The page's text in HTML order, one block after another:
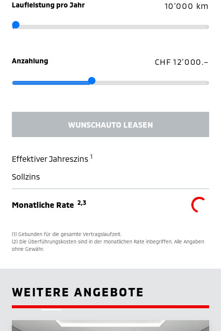
Laufleistung pro Jahr 10'000 km
Anzahlung CHF 12'000.–
WUNSCHAUTO LEASEN
Effektiver Jahreszins 1
Sollzins
Monatliche Rate 2,3
(1) Gebunden für die gesamte Vertragslaufzeit.
(2) Die Überführungskosten sind in der monatlichen Rate inbegriffen. Alle Angaben
ohne Gewähr.
WEITERE ANGEBOTE